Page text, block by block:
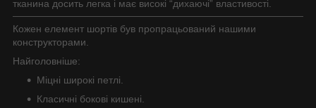
тканина досить легка і має високі “дихаючі” властивості.
Кожен елемент шортів був пропрацьований нашими
конструкторами.
Найголовніше:
Міцні широкі петлі.
Класичні бокові кишені.